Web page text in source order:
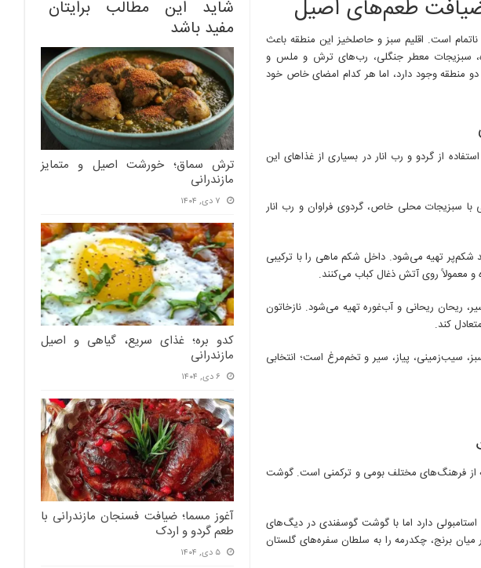
مازندران
و
گرگان؛
ضیافت
طعم‌های
اصیل
شاید این مطالب برایتان
مفید باشد
ترش سماق؛ خورشت اصیل و متمایز
مازندرانی
۷ دی, ۱۴۰۴
کدو بره؛ غذای سریع، گیاهی و اصیل
مازندرانی
۶ دی, ۱۴۰۴
آغوز مسما؛ ضیافت فسنجان مازندرانی با
طعم گردو و اردک
۵ دی, ۱۴۰۴
ضیافت طعم‌های اصیل
است. اقلیم سبز و حاصلخیز این منطقه باعث
سبزیجات معطر جنگلی، رب‌های ترش و ملس و
منطقه وجود دارد، اما هر کدام امضای خاص خود
از گردو و رب انار در بسیاری از غذاهای این
با سبزیجات محلی خاص، گردوی فراوان و رب انار
تهیه می‌شود. داخل شکم ماهی را با ترکیبی
و معمولاً روی آتش ذغال کباب می‌کنند.
ریحان ریحانی و آب‌غوره تهیه می‌شود. نازخاتون
کند.
سیب‌زمینی، پیاز، سیر و تخم‌مرغ است؛ انتخابی
از فرهنگ‌های مختلف بومی و ترکمنی است. گوشت
دارد اما با گوشت گوسفندی در دیگ‌های
برنج، چکدرمه را به سلطان سفره‌های گلستان